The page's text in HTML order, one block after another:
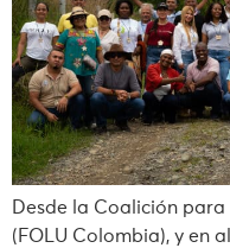
Desde la Coalición
(FOLU Colombia), y en